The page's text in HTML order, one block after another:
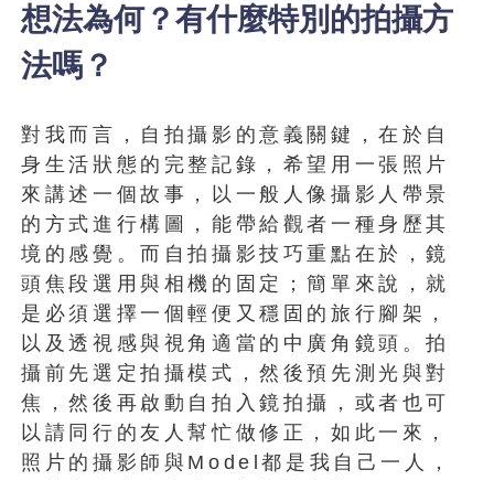
想法為何？有什麼特別的拍攝方
法嗎？
對我而言，自拍攝影的意義關鍵，在於自
身生活狀態的完整記錄，希望用一張照片
來講述一個故事，以一般人像攝影人帶景
的方式進行構圖，能帶給觀者一種身歷其
境的感覺。而自拍攝影技巧重點在於，鏡
頭焦段選用與相機的固定；簡單來說，就
是必須選擇一個輕便又穩固的旅行腳架，
以及透視感與視角適當的中廣角鏡頭。拍
攝前先選定拍攝模式，然後預先測光與對
焦，然後再啟動自拍入鏡拍攝，或者也可
以請同行的友人幫忙做修正，如此一來，
照片的攝影師與Model都是我自己一人，